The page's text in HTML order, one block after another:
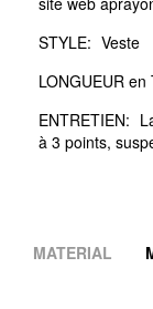
STYLE: Veste
LONGUEUR en
ENTRETIEN:
à 3 points,
MATERIAL